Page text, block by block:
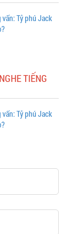
Tỷ phú Jack
TIẾNG
Tỷ phú Jack